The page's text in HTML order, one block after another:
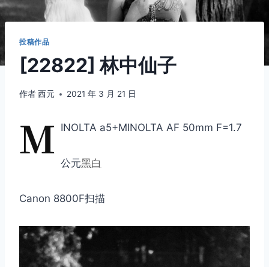
投稿作品
[22822] 林中仙子
作者西元 2021 年 3 月 21 日
M INOLTA a5+MINOLTA AF 50mm F=1.7
公元黑白
Canon 8800F扫描